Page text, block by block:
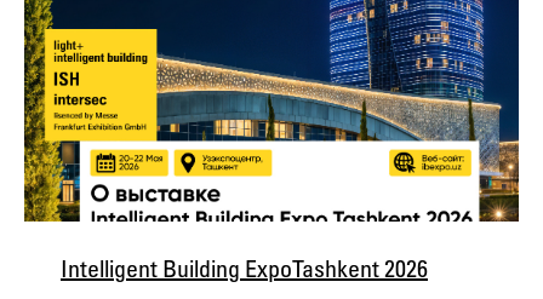
Intelligent Building Expo Tashkent 2026